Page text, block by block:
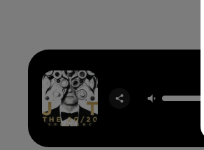
La Team